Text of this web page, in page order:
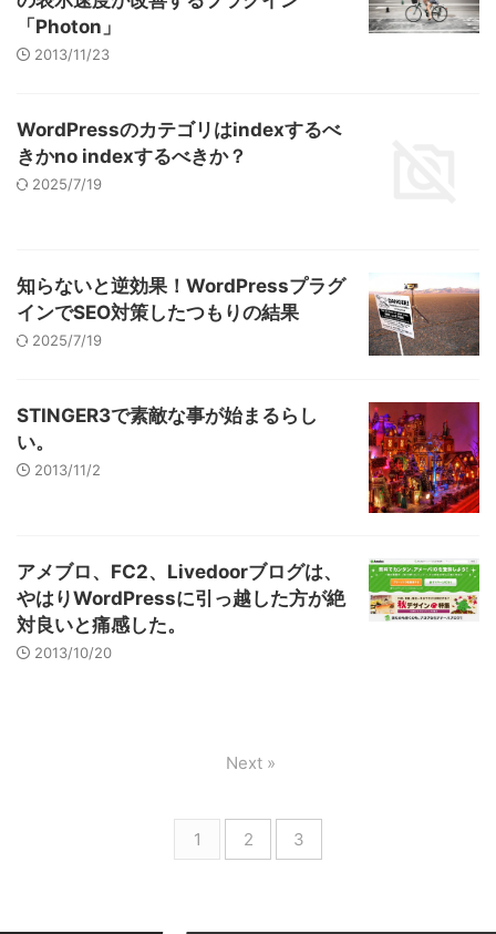
「Photon」
2013/11/23
WordPressのカテゴリはindexするべ
きかno indexするべきか？
2025/7/19
知らないと逆効果！WordPressプラグ
インでSEO対策したつもりの結果
2025/7/19
STINGER3で素敵な事が始まるらし
い。
2013/11/2
アメブロ、FC2、Livedoorブログは、
やはりWordPressに引っ越した方が絶
対良いと痛感した。
2013/10/20
1 2 3
Next »